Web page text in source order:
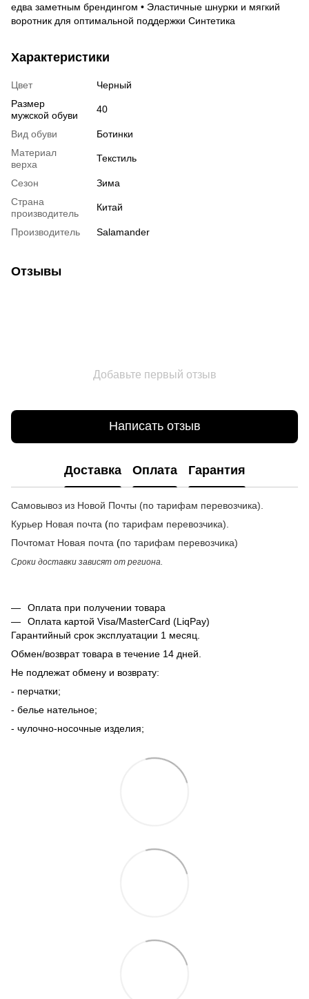
едва заметным брендингом • Эластичные шнурки и мягкий
воротник для оптимальной поддержки Синтетика
Характеристики
Цвет
Черный
Размер
мужской обуви
40
Вид обуви
Ботинки
Материал
верха
Текстиль
Сезон
Зима
Страна
производитель
Китай
Производитель Salamander
Отзывы
Добавьте первый отзыв
Написать отзыв
Доставка Оплата Гарантия
Самовывоз из Новой Почты (по тарифам перевозчика).
Курьер Новая почта (по тарифам перевозчика).
Почтомат Новая почта (по тарифам перевозчика)
Сроки доставки зависят от региона.
Оплата при получении товара
Оплата картой Visa/MasterCard (LiqPay)
Гарантийный срок эксплуатации 1 месяц.
Обмен/возврат товара в течение 14 дней.
Не подлежат обмену и возврату:
- перчатки;
- белье нательное;
- чулочно-носочные изделия;